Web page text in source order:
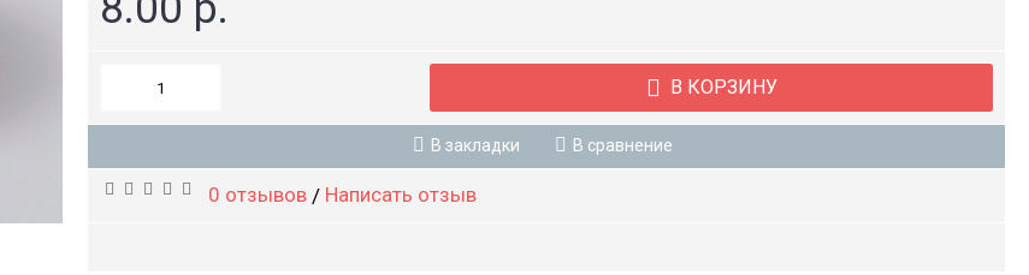
В КОРЗИНУ
В закладки В сравнение
0 отзывов/ Написать отзыв